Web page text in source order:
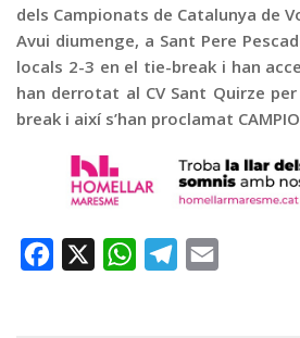
dels Campionats de Catalunya de
Avui diumenge, a Sant Pere
locals 2-3 en el tie-break i han
han derrotat al CV Sant Quirze
break i així s’han proclamat
Facebook WhatsAppTelegram